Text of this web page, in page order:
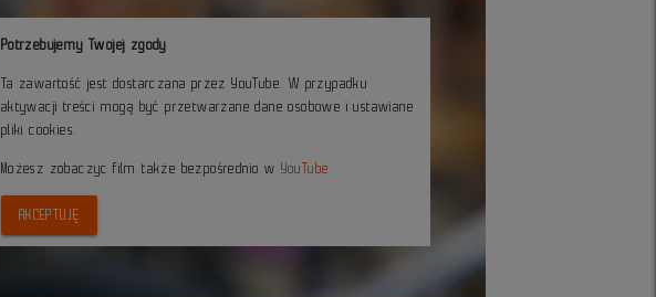
Potrzebujemy Twojej zgody
Ta zawartość jest dostarczana przez YouTube. W przypadku
aktywacji treści mogą być przetwarzane dane osobowe i ustawiane
pliki cookies.
Możesz zobaczyc film także bezpośrednio w YouTube
AKCEPTUJĘ